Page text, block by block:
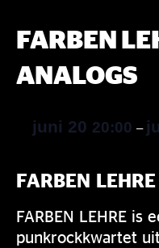
FARBEN
ANALOGS
juni 20 20:00 –
FARBEN LEHRE
FARBEN LEHRE is
punkrockkwartet uit